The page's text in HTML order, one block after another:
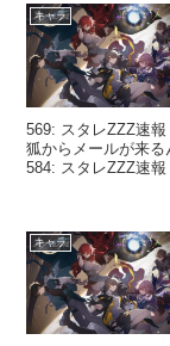
キャラ
569: スタレZZZ速
狐からメールが来
584: スタレZZZ速報
キャラ